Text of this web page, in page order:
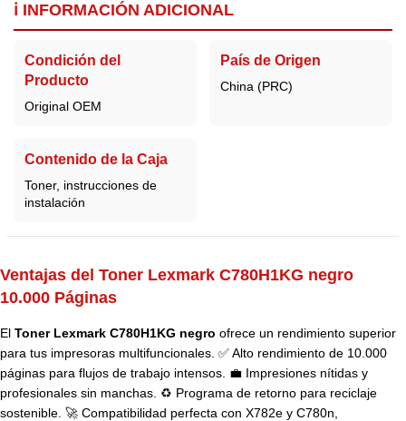
ℹ️ INFORMACIÓN ADICIONAL
Condición del
Producto
Original OEM
País de Origen
China (PRC)
Contenido de la Caja
Toner, instrucciones de
instalación
Ventajas del Toner Lexmark C780H1KG negro
10.000 Páginas
El Toner Lexmark C780H1KG negro ofrece un rendimiento superior
para tus impresoras multifuncionales. ✅ Alto rendimiento de 10.000
páginas para flujos de trabajo intensos. 💼 Impresiones nítidas y
profesionales sin manchas. ♻️ Programa de retorno para reciclaje
sostenible. 🚀 Compatibilidad perfecta con X782e y C780n,